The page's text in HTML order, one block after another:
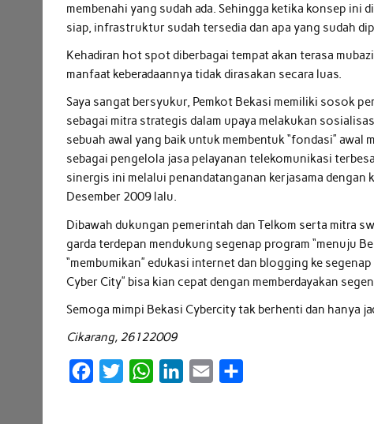
membenahi yang sudah ada. Sehingga ketika konsep
siap, infrastruktur sudah tersedia dan apa yang sudah
Kehadiran hot spot diberbagai tempat akan terasa
manfaat keberadaannya tidak dirasakan secara luas.
Saya sangat bersyukur, Pemkot Bekasi memiliki sosok
sebagai mitra strategis dalam upaya melakukan
sebuah awal yang baik untuk membentuk “fondasi” awal
sebagai pengelola jasa pelayanan telekomunikasi
sinergis ini melalui penandatanganan kerjasama
Desember 2009 lalu.
Dibawah dukungan pemerintah dan Telkom serta mitra
garda terdepan mendukung segenap program “menuju
“membumikan” edukasi internet dan blogging ke
Cyber City” bisa kian cepat dengan memberdayakan
Semoga mimpi Bekasi Cybercity tak berhenti dan hanya
Cikarang, 26122009
W